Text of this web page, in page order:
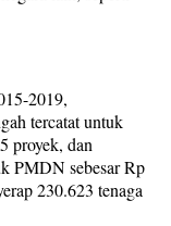
2019,
tercatat untuk
proyek, dan
PMDN sebesar Rp
230.623 tenaga